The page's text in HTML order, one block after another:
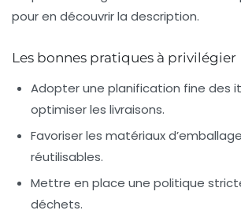
pour en découvrir la description.
Les bonnes pratiques à privilégier
Adopter une planification fine des
optimiser les livraisons.
Favoriser les matériaux
réutilisables.
Mettre en place une politique
déchets.